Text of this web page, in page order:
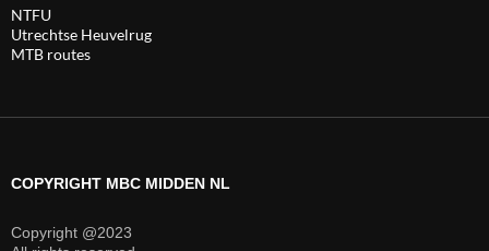
NTFU
Utrechtse Heuvelrug
MTB routes
COPYRIGHT MBC MIDDEN NL
Copyright @2023